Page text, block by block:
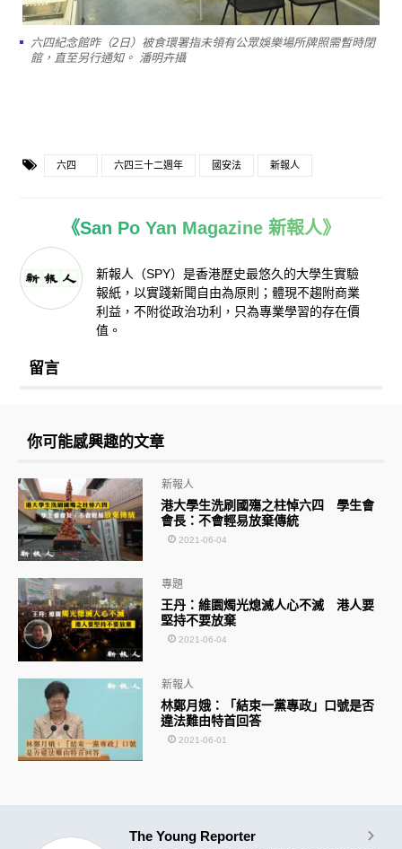
六四紀念館昨（2日）被食環署指未領有公眾娛樂場所牌照需暫時閉
館，直至另行通知。 潘明卉攝
六四 六四三十二週年 國安法 新報人
《San Po Yan Magazine 新報人》
新報人（SPY）是香港歷史最悠久的大學生實驗
報紙，以實踐新聞自由為原則；體現不趨附商業
利益，不附從政治功利，只為專業學習的存在價
值。
留言
你可能感興趣的文章
港大學生洗刷國殤之柱悼六四 學生會
會長：不會輕易放棄傳統
新報人
2021-06-04
王丹：維園燭光熄滅人心不滅 港人要
堅持不要放棄
專題
2021-06-04
林鄭月娥：「結束一黨專政」口號是否
違法難由特首回答
新報人
2021-06-01
The Young Reporter